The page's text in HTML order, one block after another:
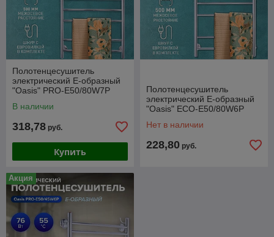
Полотенцесушитель
электрический Е-образный
"Oasis" PRO-E50/80W7P
В наличии
318,78 руб.
Купить
Полотенцесушитель
электрический Е-образный
"Oasis" ECO-E50/80W6P
Нет в наличии
228,80 руб.
Акция